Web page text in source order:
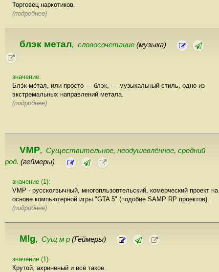
Торговец наркотиков.
(подробнее)
блэк метал, словосочетание (музыка)
значение:
Блэ́к-ме́тал, или просто — блэк, — музыкальный стиль, одно из
экстремальных направлений метала.
(подробнее)
VMP, Существительное, неодушевлённое, cредний
род. (геймеры)
значение (1):
VMP - русскоязычный, многопльзовтельский, комерческий проект на
основе компьютерной игры "GTA 5" (подобие SAMP RP проектов).
(подробнее)
Mlg, Сущ м р (Геймеры)
значение (1):
Крутой, ахриненый и всё такое.